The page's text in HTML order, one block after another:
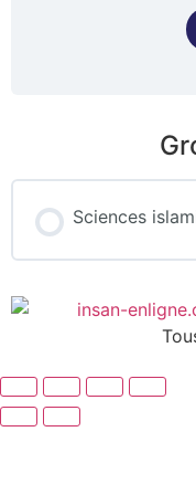
Sciences
COURS PROGRESSION
0% COMPLÉTÉ 0/0 Steps